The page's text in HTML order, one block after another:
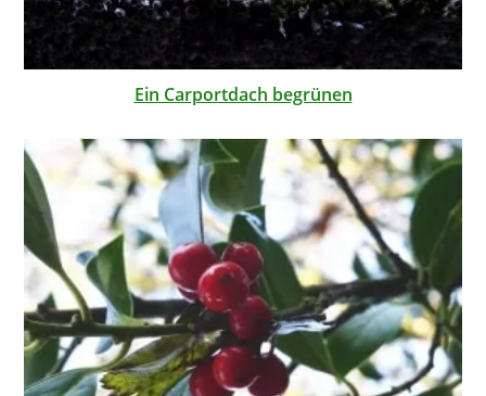
Ein Carportdach begrünen